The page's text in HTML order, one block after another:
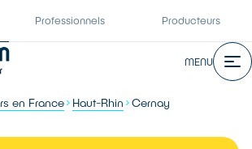
Professionnels Producteurs
MENU
en France Haut-Rhin Cernay